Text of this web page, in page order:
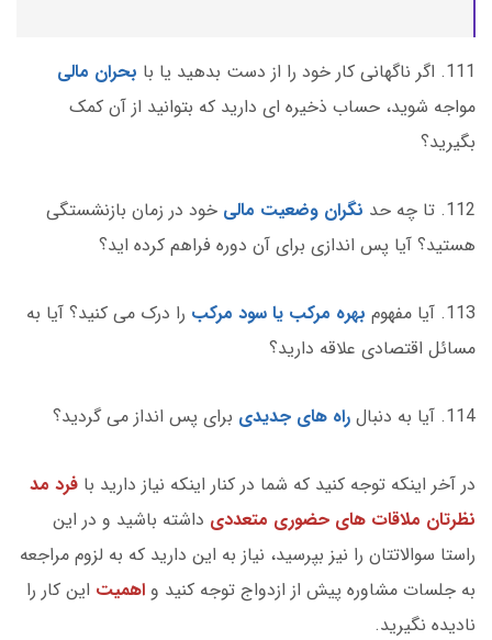
111. اگر ناگهانی کار خود را از دست بدهید یا با
بحران مالی
مواجه شوید، حساب ذخیره ای دارید که بتوانید از آن کمک
بگیرید؟
112. تا چه حد نگران وضعیت مالی خود در زمان بازنشستگی
هستید؟ آیا پس اندازی برای آن دوره فراهم کرده اید؟
113. آیا مفهوم بهره مرکب یا سود مرکب را درک می کنید؟ آیا به
مسائل اقتصادی علاقه دارید؟
114. آیا به دنبال راه های جدیدی برای پس انداز می گردید؟
در آخر اینکه توجه کنید که شما در کنار اینکه نیاز دارید با فرد مد
نظرتان ملاقات های حضوری متعددی داشته باشید و در این
راستا سوالاتتان را نیز بپرسید، نیاز به این دارید که به لزوم مراجعه
به جلسات مشاوره پیش از ازدواج توجه کنید و اهمیت این کار را
نادیده نگیرید.